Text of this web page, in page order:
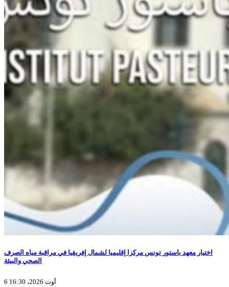
اختيار معهد باستور تونس مركزا إقليميا لشمال إفريقيا في مراقبة مياه الصرف
الصحي والبيئة
6 أوت 2026، 16:30